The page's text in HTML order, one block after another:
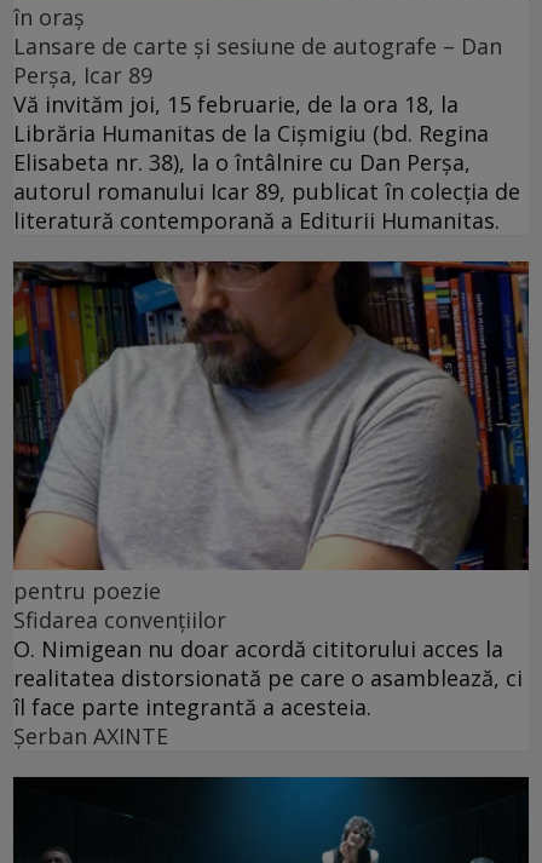
în oraș
Lansare de carte și sesiune de autografe – Dan
Perșa, Icar 89
Vă invităm joi, 15 februarie, de la ora 18, la
Librăria Humanitas de la Cişmigiu (bd. Regina
Elisabeta nr. 38), la o întâlnire cu Dan Perșa,
autorul romanului Icar 89, publicat în colecția de
literatură contemporană a Editurii Humanitas.
pentru poezie
Sfidarea convențiilor
O. Nimigean nu doar acordă cititorului acces la
realitatea distorsionată pe care o asamblează, ci
îl face parte integrantă a acesteia.
Şerban AXINTE